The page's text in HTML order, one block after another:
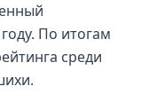
По итогам
среди